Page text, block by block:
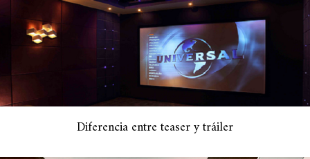
Diferencia entre teaser y tráiler